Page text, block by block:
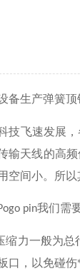
备生产弹簧顶
技飞速发展
输天线的高频
空间小。所
pin我们需
缩力一般为总
口，以免碰伤*